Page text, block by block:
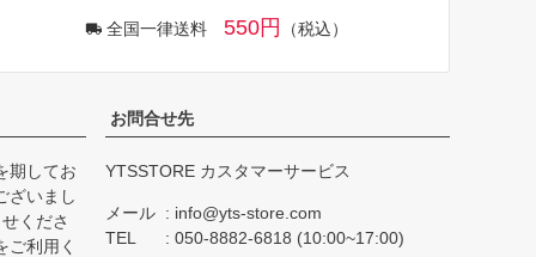
全国一律送料550円 （税込）
期してお
ざいまし
くださ
ご利用く
お問合せ先
YTSSTORE カスタマーサービス
メール
info@yts-store.com
TEL
050-8882-6818 (10:00~17:00)